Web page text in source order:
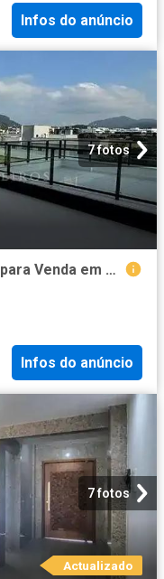
Infos do anúncio
7 fotos
Casa / Sobrado em Condomínio para Venda em Camboriú/SC Santa Regina 4 Quartos
Infos do anúncio
7 fotos
Actualizado